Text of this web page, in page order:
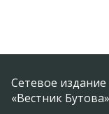
Сетевое
«Вестник